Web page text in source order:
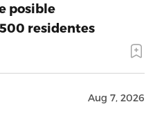
posible
residentes
Aug 7, 2026